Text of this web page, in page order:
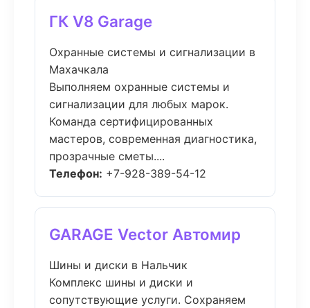
ГК V8 Garage
Охранные системы и сигнализации в
Махачкала
Выполняем охранные системы и
сигнализации для любых марок.
Команда сертифицированных
мастеров, современная диагностика,
прозрачные сметы....
Телефон: +7-928-389-54-12
GARAGE Vector Автомир
Шины и диски в Нальчик
Комплекс шины и диски и
сопутствующие услуги. Сохраняем